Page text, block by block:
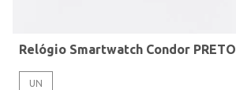
Relógio Smartwatch Condor PRETO
UN